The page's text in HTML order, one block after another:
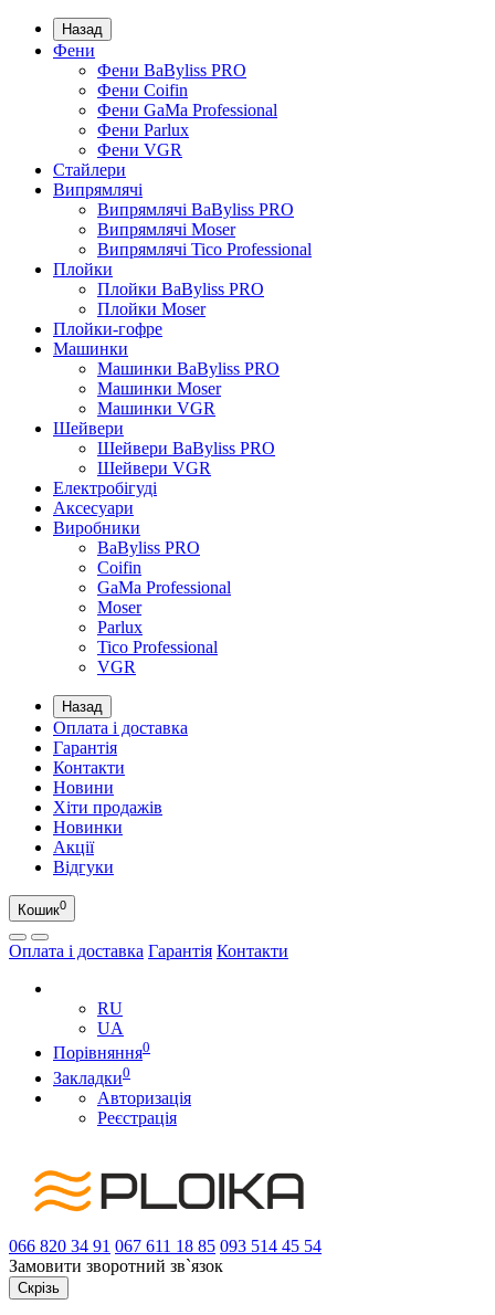
Назад
Фени
Фени BaByliss PRO
Фени Coifin
Фени GaMa Professional
Фени Parlux
Фени VGR
Стайлери
Випрямлячі
Випрямлячі BaByliss PRO
Випрямлячі Moser
Випрямлячі Tico Professional
Плойки
Плойки BaByliss PRO
Плойки Moser
Плойки-гофре
Машинки
Машинки BaByliss PRO
Машинки Moser
Машинки VGR
Шейвери
Шейвери BaByliss PRO
Шейвери VGR
Електробігуді
Аксесуари
Виробники
BaByliss PRO
Coifin
GaMa Professional
Moser
Parlux
Tico Professional
VGR
Назад
Оплата і доставка
Гарантія
Контакти
Новини
Хіти продажів
Новинки
Акції
Відгуки
Кошик0
Оплата і доставка Гарантія Контакти
RU
UA
Порівняння0
Закладки0
Авторизація
Реєстрація
066 820 34 91 067 611 18 85 093 514 45 54
Замовити зворотний зв`язок
Скрізь